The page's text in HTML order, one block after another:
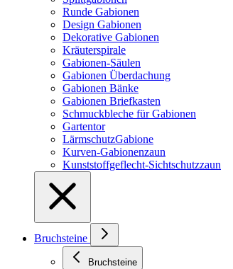
Runde Gabionen
Design Gabionen
Dekorative Gabionen
Kräuterspirale
Gabionen-Säulen
Gabionen Überdachung
Gabionen Bänke
Gabionen Briefkasten
Schmuckbleche für Gabionen
Gartentor
LärmschutzGabione
Kurven-Gabionenzaun
Kunststoffgeflecht-Sichtschutzzaun
Bruchsteine
Bruchsteine